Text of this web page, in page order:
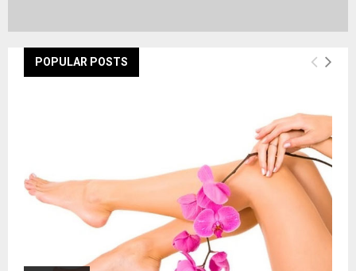
POPULAR POSTS